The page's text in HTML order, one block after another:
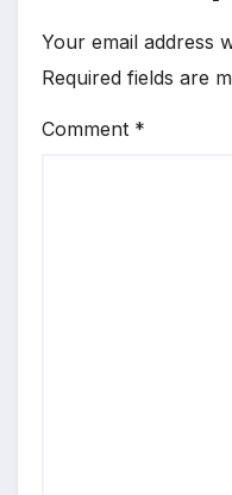
Your email address
Required fields are
Comment *